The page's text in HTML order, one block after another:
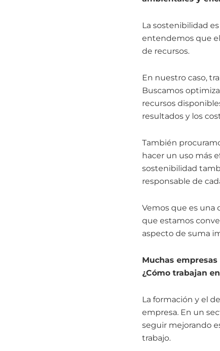
La sostenibilidad
entendemos que
de recursos.
En nuestro caso,
Buscamos
recursos
resultados y los
También
hacer un uso más
sostenibilidad
responsable de
Vemos que es una
que estamos
aspecto de suma
Muchas
¿Cómo trabajan
La formación y el
empresa. En un
seguir mejorando
trabajo.